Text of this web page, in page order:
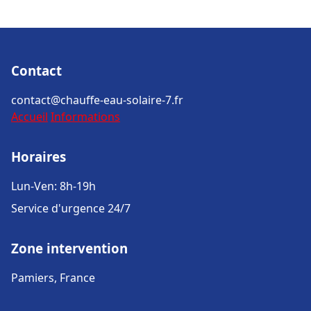
Contact
contact@chauffe-eau-solaire-7.fr
Accueil Informations
Horaires
Lun-Ven: 8h-19h
Service d'urgence 24/7
Zone intervention
Pamiers, France